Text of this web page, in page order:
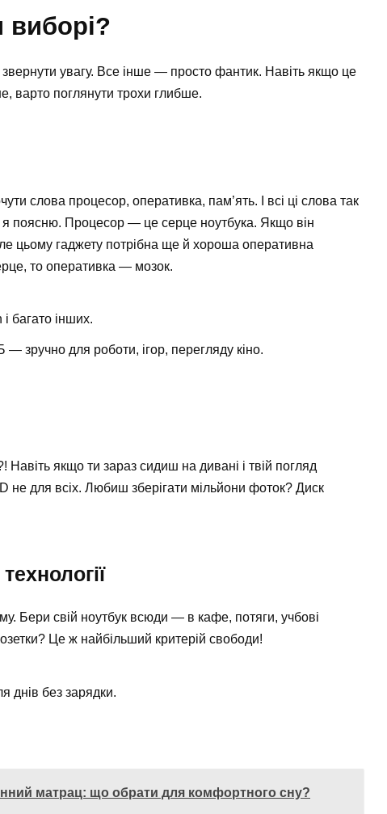
звернути увагу. Все інше — просто фантик. Навіть якщо це
варто поглянути трохи глибше.
слова процесор, оперативка, пам’ять. І всі ці слова так
я поясню. Процесор — це серце ноутбука. Якщо він
цьому гаджету потрібна ще й хороша оперативна
то оперативка — мозок.
багато інших.
— зручно для роботи, ігор, перегляду кіно.
якщо ти зараз сидиш на дивані і твій погляд
не для всіх. Любиш зберігати мільйони фоток? Диск
Бери свій ноутбук всюди — в кафе, потяги, учбові
Це ж найбільший критерій свободи!
днів без зарядки.
матрац: що обрати для комфортного сну?